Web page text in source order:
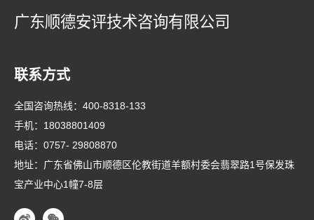
广东顺德安评技术咨询有限公司
联系方式
全国咨询热线： 400-8318-133
手机： 18038801409
电话： 0757- 29808870
地址：广东省佛山市顺德区伦教街道羊额村委会翡翠路1号保发珠
宝产业中心1幢7-8层